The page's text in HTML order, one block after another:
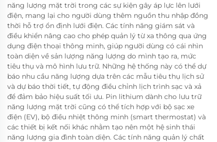
năng lượng mặt trời trong các sự kiện gây áp lực lên lưới
điện, mang lại cho người dùng thêm nguồn thu nhập đồng
thời hỗ trợ ổn định lưới điện. Các tính năng giám sát và
điều khiển nâng cao cho phép quản lý từ xa thông qua ứng
dụng điện thoại thông minh, giúp người dùng có cái nhìn
toàn diện về sản lượng năng lượng do mình tạo ra, mức
tiêu thụ và mô hình lưu trữ. Những hệ thống này có thể dự
báo nhu cầu năng lượng dựa trên các mẫu tiêu thụ lịch sử
và dự báo thời tiết, tự động điều chỉnh lịch trình sạc và xả
để đảm bảo hiệu suất tối ưu. Pin lithium dành cho lưu trữ
năng lượng mặt trời cũng có thể tích hợp với bộ sạc xe
điện (EV), bộ điều nhiệt thông minh (smart thermostat) và
các thiết bị kết nối khác nhằm tạo nên một hệ sinh thái
năng lượng gia đình toàn diện. Các tính năng quản lý chất